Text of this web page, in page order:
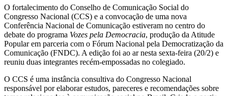
O fortalecimento do Conselho de Comunicação Social do
Congresso Nacional (CCS) e a convocação de uma nova
Conferência Nacional de Comunicação estiveram no centro do
debate do programa Vozes pela Democracia, produção da Atitude
Popular em parceria com o Fórum Nacional pela Democratização da
Comunicação (FNDC). A edição foi ao ar nesta sexta-feira (20/2) e
reuniu duas integrantes recém-empossadas no colegiado.
O CCS é uma instância consultiva do Congresso Nacional
responsável por elaborar estudos, pareceres e recomendações sobre